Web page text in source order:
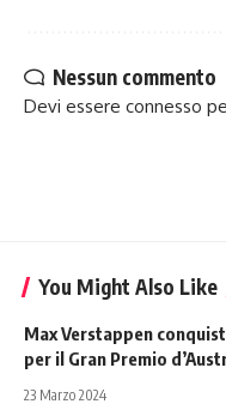
Nessun commento
Devi essere connesso
You Might Also Like
Max Verstappen
per il Gran Premio
23 Marzo 2024